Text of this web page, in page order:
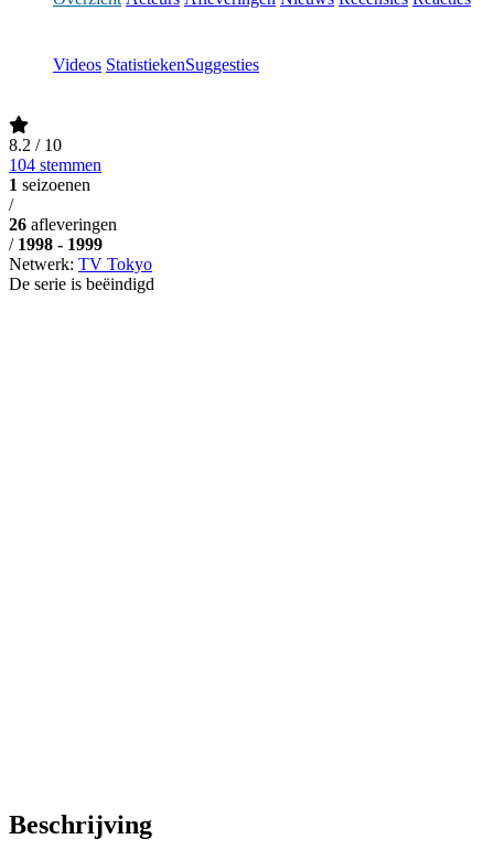
Videos StatistiekenSuggesties
8.2 / 10
104 stemmen
1 seizoenen
/
26 afleveringen
/ 1998 - 1999
Netwerk: TV Tokyo
De serie is beëindigd
Beschrijving